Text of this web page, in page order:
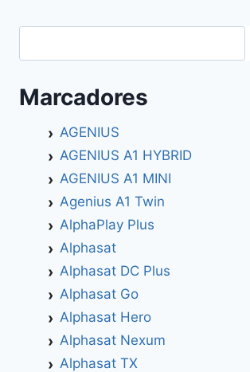
Marcadores
AGENIUS
AGENIUS A1 HYBRID
AGENIUS A1 MINI
Agenius A1 Twin
AlphaPlay Plus
Alphasat
Alphasat DC Plus
Alphasat Go
Alphasat Hero
Alphasat Nexum
Alphasat TX